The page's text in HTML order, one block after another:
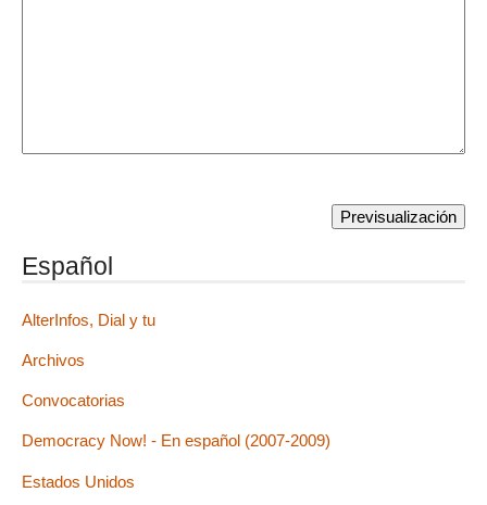
Español
AlterInfos, Dial y tu
Archivos
Convocatorias
Democracy Now! - En español (2007-2009)
Estados Unidos